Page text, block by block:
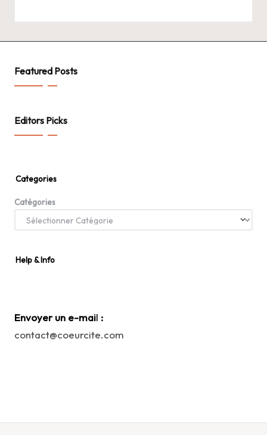
Featured Posts
Editors Picks
Categories
Catégories
Help & Info
Envoyer un e-mail :
contact@coeurcite.com